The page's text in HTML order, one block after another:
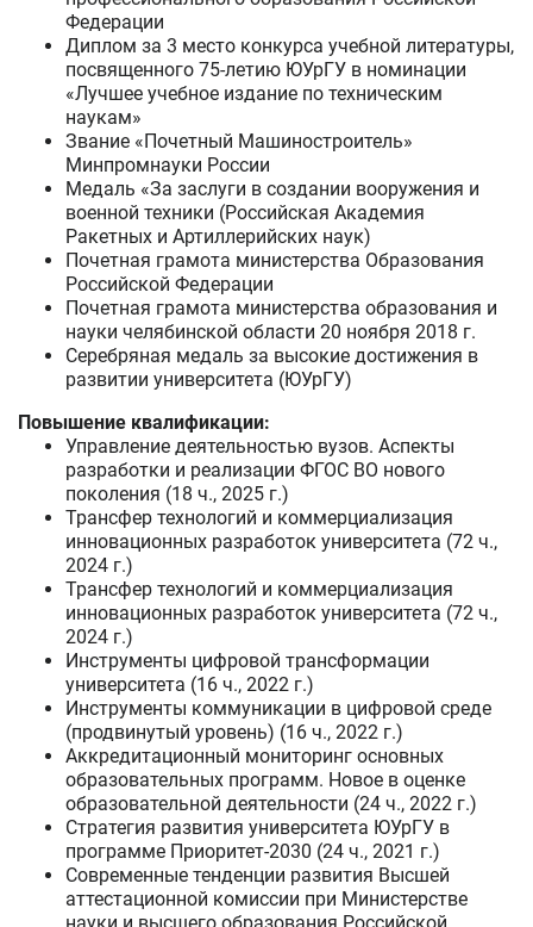
Федерации
Диплом за 3 место конкурса учебной литературы,
посвященного 75-летию ЮУрГУ в номинации
«Лучшее учебное издание по техническим
наукам»
Звание «Почетный Машиностроитель»
Минпромнауки России
Медаль «За заслуги в создании вооружения и
военной техники (Российская Академия
Ракетных и Артиллерийских наук)
Почетная грамота министерства Образования
Российской Федерации
Почетная грамота министерства образования и
науки челябинской области 20 ноября 2018 г.
Серебряная медаль за высокие достижения в
развитии университета (ЮУрГУ)
Повышение квалификации:
Управление деятельностью вузов. Аспекты
разработки и реализации ФГОС ВО нового
поколения (18 ч., 2025 г.)
Трансфер технологий и коммерциализация
инновационных разработок университета (72 ч.,
2024 г.)
Трансфер технологий и коммерциализация
инновационных разработок университета (72 ч.,
2024 г.)
Инструменты цифровой трансформации
университета (16 ч., 2022 г.)
Инструменты коммуникации в цифровой среде
(продвинутый уровень) (16 ч., 2022 г.)
Аккредитационный мониторинг основных
образовательных программ. Новое в оценке
образовательной деятельности (24 ч., 2022 г.)
Стратегия развития университета ЮУрГУ в
программе Приоритет-2030 (24 ч., 2021 г.)
Современные тенденции развития Высшей
аттестационной комиссии при Министерстве